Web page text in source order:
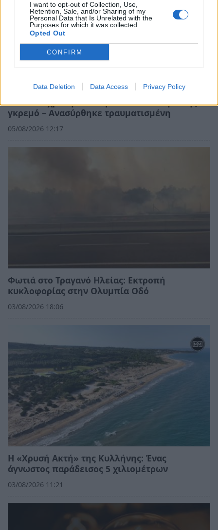
I want to opt-out of Collection, Use,
Retention, Sale, and/or Sharing of my
Personal Data that Is Unrelated with the
Purposes for which it was collected.
Opted Out
CONFIRM
Data Deletion Data Access Privacy Policy
Ηλεία: 32χρονη έπεσε με το αυτοκίνητό της σε
γκρεμό – Ανασύρθηκε τραυματισμένη
05/08/2026 12:17
Φωτιά στο Τραγανό Ηλείας: Εκτροπή
κυκλοφορίας στην Ολυμπία Οδό
03/08/2026 18:06
Η «Χρυσή Ακτή» της Κυλλήνης: Ένας
άγνωστος παράδεισος 5 χιλιομέτρων
03/08/2026 11:21